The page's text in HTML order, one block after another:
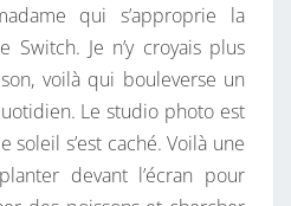
N
:
S
T
O
R
A
I
R
E
S
qui s’approprie la
Switch. Je n’y croyais plus
voilà qui bouleverse un
Le studio photo est
soleil s’est caché. Voilà une
devant l’écran pour